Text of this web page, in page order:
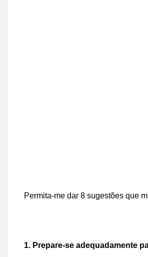
Permita-me dar 8 sugestões que
1. Prepare-se adequadamente